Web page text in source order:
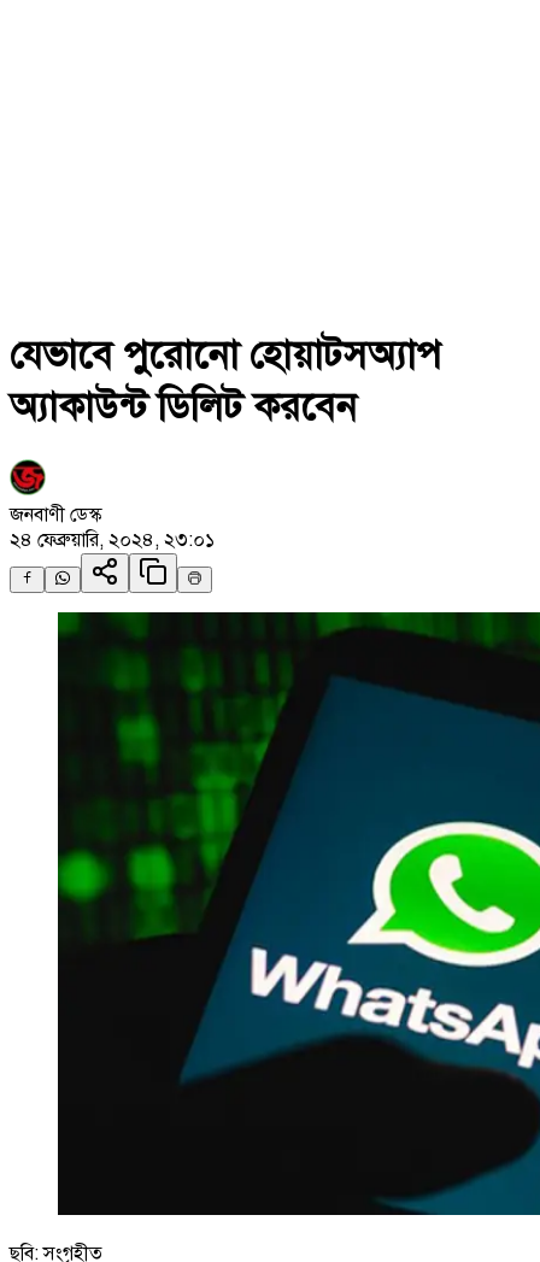
যেভাবে পুরোনো হোয়াটসঅ্যাপ
অ্যাকাউন্ট ডিলিট করবেন
জনবাণী ডেস্ক
২৪ ফেব্রুয়ারি, ২০২৪, ২৩:০১
ছবি: সংগৃহীত